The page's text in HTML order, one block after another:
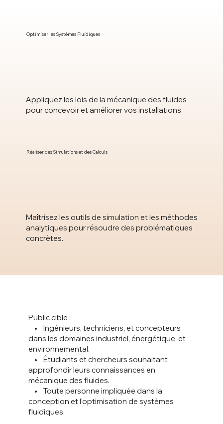
Optimiser les Systèmes Fluidiques
Appliquez les lois de la mécanique des fluides
pour concevoir et améliorer vos installations.
Réaliser des Simulations et des Calculs
Maîtrisez les outils de simulation et les méthodes
analytiques pour résoudre des problématiques
concrètes.
Public cible :
• Ingénieurs, techniciens, et concepteurs
dans les domaines industriel, énergétique, et
environnemental.
• Étudiants et chercheurs souhaitant
approfondir leurs connaissances en
mécanique des fluides.
• Toute personne impliquée dans la
conception et l’optimisation de systèmes
fluidiques.